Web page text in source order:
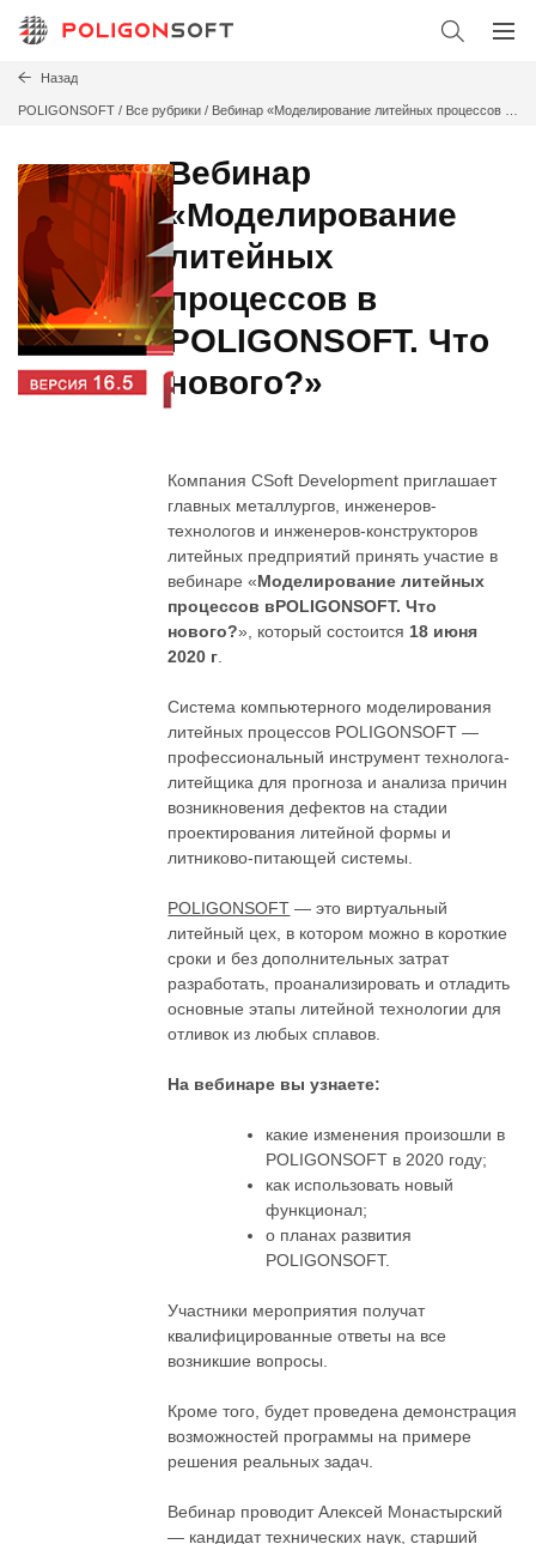
Назад
POLIGONSOFT / Все рубрики / Вебинар «Моделирование литейных процессов в
Вебинар
«Моделирование
литейных
процессов в
POLIGONSOFT. Что
нового?»
Компания CSoft Development приглашает
главных металлургов, инженеров-
технологов и инженеров-конструкторов
литейных предприятий принять участие в
вебинаре «Моделирование литейных
процессов вPOLIGONSOFT. Что
нового?», который состоится 18 июня
2020 г
Система компьютерного моделирования
литейных процессов POLIGONSOFT —
профессиональный инструмент технолога-
литейщика для прогноза и анализа причин
возникновения дефектов на стадии
проектирования литейной формы и
литниково-питающей системы.
POLIGONSOFT — это виртуальный
литейный цех, в котором можно в короткие
сроки и без дополнительных затрат
разработать, проанализировать и отладить
основные этапы литейной технологии для
отливок из любых сплавов.
На вебинаре вы узнаете:
какие изменения произошли в
POLIGONSOFT в 2020 году;
как использовать новый
функционал;
о планах развития
POLIGONSOFT.
Участники мероприятия получат
квалифицированные ответы на все
возникшие вопросы.
Кроме того, будет проведена демонстрация
возможностей программы на примере
решения реальных задач.
Вебинар проводит Алексей Монастырский
— кандидат технических наук, старший